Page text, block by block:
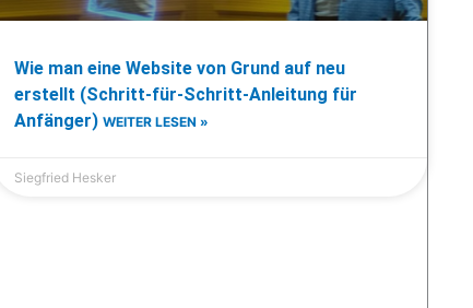
Wie man eine Website von Grund auf neu
erstellt (Schritt-für-Schritt-Anleitung für
Anfänger)WEITER LESEN »
Siegfried Hesker